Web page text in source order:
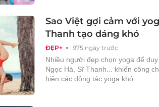
ĐẸP+ 975 ngày trước
Sao Việt gợi cảm với
Thanh tạo dáng khó
Nhiều người đẹp chọn yoga để
Ngọc Hà, Sĩ Thanh... khiến công
hiện các động tác yoga khó.